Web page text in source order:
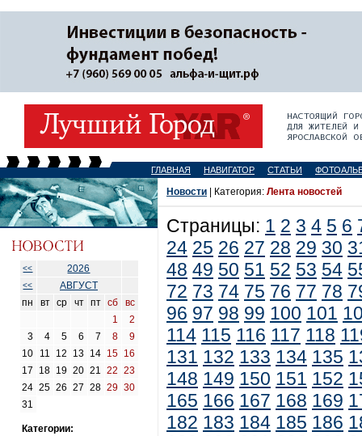
ГЛАВНАЯ НАВИГАТОР СТАТЬИ
<< 2026
<<
АВГУСТ
пн
вт ср чт пт сб
вс
1
2
3
4 5 6 7 8
9
10
11 12 13 14 15 16
17
18 19 20 21 22
23
24 25 26 27 28 29 30
31
Категории:
Новости | Категория: Лента новостей
Страницы: 1 2 3 4 5 6
24 25 26 27 28 29 30
48 49 50 51 52 53 54
72 73 74 75 76 77 78
96 97 98 99 100 101
114 115 116 117 118
131 132 133 134 135
148 149 150 151 152
165 166 167 168 169
182 183 184 185 186